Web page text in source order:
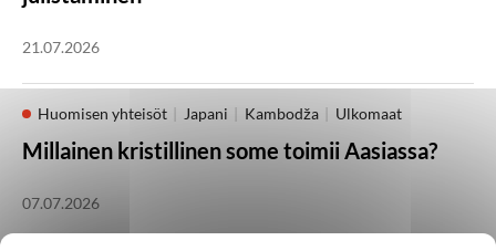
21.07.2026
Huomisen yhteisöt Japani Kambodža Ulkomaat
Millainen kristillinen some toimii Aasiassa?
07.07.2026